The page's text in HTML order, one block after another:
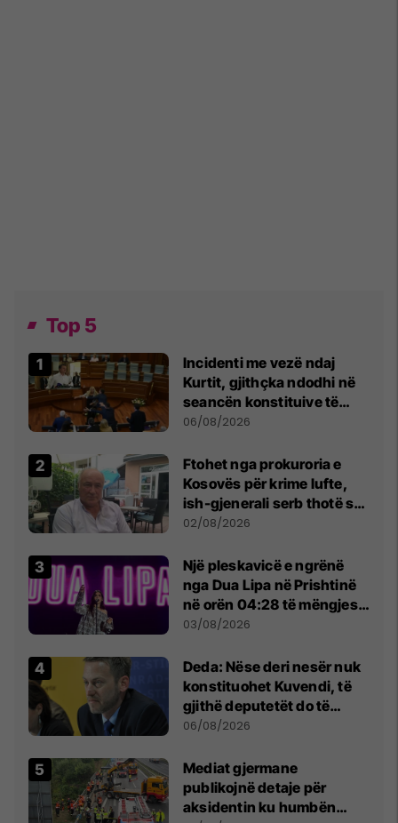
Top 5
Incidenti me vezë ndaj
Kurtit, gjithçka ndodhi në
seancën konstituive të
Kuvendit
06/08/2026
Ftohet nga prokuroria e
Kosovës për krime lufte,
ish-gjenerali serb thotë se
dikush e tradhtoi në
02/08/2026
Një pleskavicë e ngrënë
nga Dua Lipa në Prishtinë
në orën 04:28 të mëngjesit
- dhe bota digjitale serbe
03/08/2026
Deda: Nëse deri nesër nuk
konstituohet Kuvendi, të
gjithë deputetët do të
bëjnë shkelje të rëndë
06/08/2026
Mediat gjermane
publikojnë detaje për
aksidentin ku humbën